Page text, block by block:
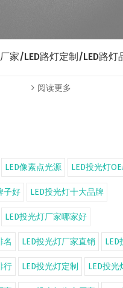
家/LED路灯定制/LED路灯
阅读更多
LED像素点光源 LED投光灯
子好 LED投光灯十大品牌
LED投光灯厂家哪家好
名 LED投光灯厂家直销
行 LED投光灯定制 LED投光